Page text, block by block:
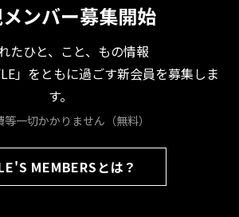
ンバー募集開始
たひと、こと、もの情報
」をともに過ごす新会員を募集しま
す。
等一切かかりません（無料）
MEMBERSとは？